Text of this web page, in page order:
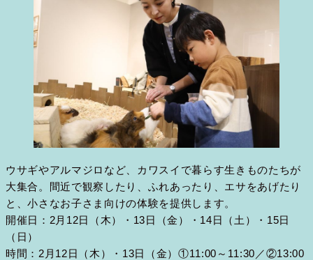
ウサギやアルマジロなど、カワスイで暮らす生きものたちが
大集合。間近で観察したり、ふれあったり、エサをあげたり
と、小さなお子さま向けの体験を提供します。
開催日：2月12日（木）・13日（金）・14日（土）・15日
（日）
時間：2月12日（木）・13日（金）①11:00～11:30／②13:00